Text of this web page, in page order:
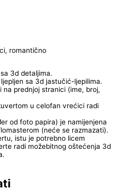
romantično
3d detaljima.
sa 3d jastučić-ljepilima.
prednjoj stranici (ime, broj,
u celofan vrećici radi
od foto papira) je namijenjena
(neće se razmazati).
istu je potrebno licem
radi možebitnog oštećenja 3d